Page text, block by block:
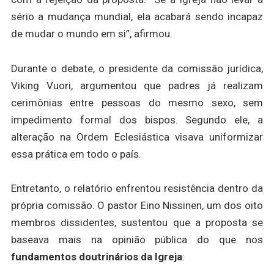
sério a mudança mundial, ela acabará sendo incapaz
de mudar o mundo em si”, afirmou.
Durante o debate, o presidente da comissão jurídica,
Viking Vuori, argumentou que padres já realizam
cerimônias entre pessoas do mesmo sexo, sem
impedimento formal dos bispos. Segundo ele, a
alteração na Ordem Eclesiástica visava uniformizar
essa prática em todo o país.
Entretanto, o relatório enfrentou resistência dentro da
própria comissão. O pastor Eino Nissinen, um dos oito
membros dissidentes, sustentou que a proposta se
baseava mais na opinião pública do que nos
fundamentos doutrinários da Igreja: